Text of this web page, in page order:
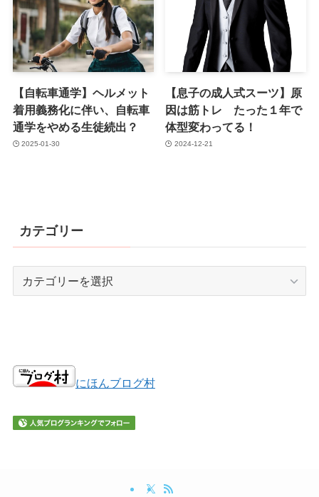
【自転車通学】ヘルメット
着用義務化に伴い、自転車
通学をやめる生徒続出？
2025-01-30
【息子の成人式スーツ】原
因は筋トレ たった１年で
体型変わってる！
2024-12-21
カテゴリー
にほんブログ村